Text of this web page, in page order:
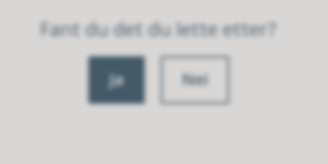
Fant du det du lette etter?
Ja Nei